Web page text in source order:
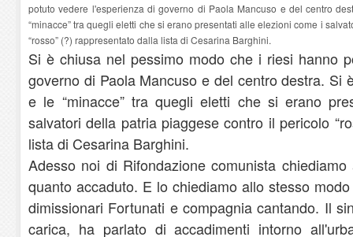
potuto vedere l'esperienza di governo di Paola Mancuso e del centro
“minacce” tra quegli eletti che si erano presentati alle elezioni come i
“rosso” (?) rappresentato dalla lista di Cesarina Barghini.
Si è chiusa nel pessimo modo che i riesi hanno
governo di Paola Mancuso e del centro destra. Si
e le “minacce” tra quegli eletti che si erano
salvatori della patria piaggese contro il pericolo
lista di Cesarina Barghini.
Adesso noi di Rifondazione comunista
quanto accaduto. E lo chiediamo allo stesso
dimissionari Fortunati e compagnia cantando. Il
carica, ha parlato di accadimenti intorno